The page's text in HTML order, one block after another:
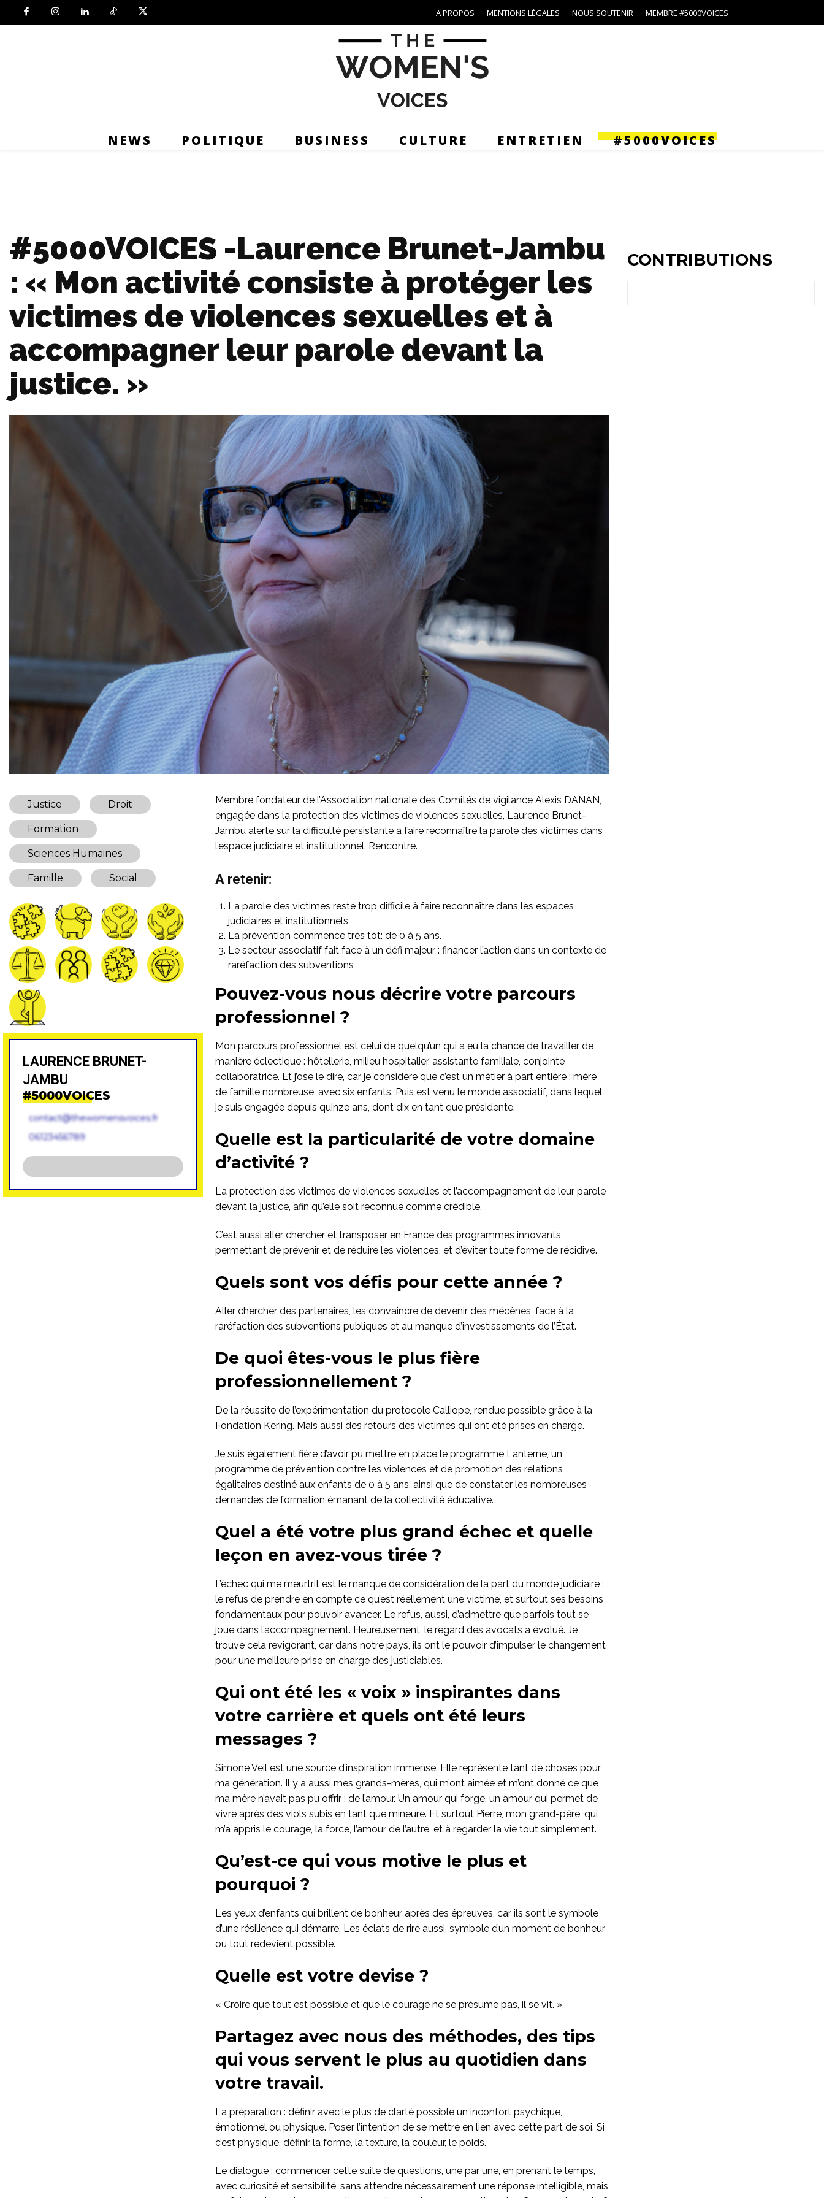
A PROPOS MENTIONS LÉGALES NOUS SOUTENIR MEMBRE #5000VOICES
NEWS POLITIQUE BUSINESS CULTURE ENTRETIEN #5000VOICES
#5000VOICES -Laurence Brunet-Jambu
: « Mon activité consiste à protéger les
victimes de violences sexuelles et à
accompagner leur parole devant la
justice. »
CONTRIBUTIONS
Justice Droit
Formation
Sciences Humaines
Famille Social
LAURENCE BRUNET-
JAMBU
#5000VOICES
contact@thewomensvoices.fr
06123456789
Membre fondateur de l’Association nationale des Comités de vigilance Alexis DANAN,
engagée dans la protection des victimes de violences sexuelles, Laurence Brunet-
Jambu alerte sur la difficulté persistante à faire reconnaître la parole des victimes dans
l’espace judiciaire et institutionnel. Rencontre.
A retenir:
La parole des victimes reste trop difficile à faire reconnaître dans les espaces
judiciaires et institutionnels
La prévention commence très tôt: de 0 à 5 ans.
Le secteur associatif fait face à un défi majeur : financer l’action dans un contexte de
raréfaction des subventions
Pouvez-vous nous décrire votre parcours
professionnel ?
Mon parcours professionnel est celui de quelqu’un qui a eu la chance de travailler de
manière éclectique : hôtellerie, milieu hospitalier, assistante familiale, conjointe
collaboratrice. Et j’ose le dire, car je considère que c’est un métier à part entière : mère
de famille nombreuse, avec six enfants. Puis est venu le monde associatif, dans lequel
je suis engagée depuis quinze ans, dont dix en tant que présidente.
Quelle est la particularité de votre domaine
d’activité ?
La protection des victimes de violences sexuelles et l’accompagnement de leur parole
devant la justice, afin qu’elle soit reconnue comme crédible.
C’est aussi aller chercher et transposer en France des programmes innovants
permettant de prévenir et de réduire les violences, et d’éviter toute forme de récidive.
Quels sont vos défis pour cette année ?
Aller chercher des partenaires, les convaincre de devenir des mécènes, face à la
raréfaction des subventions publiques et au manque d’investissements de l’État.
De quoi êtes-vous le plus fière
professionnellement ?
De la réussite de l’expérimentation du protocole Calliope, rendue possible grâce à la
Fondation Kering. Mais aussi des retours des victimes qui ont été prises en charge.
Je suis également fière d’avoir pu mettre en place le programme Lanterne, un
programme de prévention contre les violences et de promotion des relations
égalitaires destiné aux enfants de 0 à 5 ans, ainsi que de constater les nombreuses
demandes de formation émanant de la collectivité éducative.
Quel a été votre plus grand échec et quelle
leçon en avez-vous tirée ?
L’échec qui me meurtrit est le manque de considération de la part du monde judiciaire :
le refus de prendre en compte ce qu’est réellement une victime, et surtout ses besoins
fondamentaux pour pouvoir avancer. Le refus, aussi, d’admettre que parfois tout se
joue dans l’accompagnement. Heureusement, le regard des avocats a évolué. Je
trouve cela revigorant, car dans notre pays, ils ont le pouvoir d’impulser le changement
pour une meilleure prise en charge des justiciables.
Qui ont été les « voix » inspirantes dans
votre carrière et quels ont été leurs
messages ?
Simone Veil est une source d’inspiration immense. Elle représente tant de choses pour
ma génération. Il y a aussi mes grands-mères, qui m’ont aimée et m’ont donné ce que
ma mère n’avait pas pu offrir : de l’amour. Un amour qui forge, un amour qui permet de
vivre après des viols subis en tant que mineure. Et surtout Pierre, mon grand-père, qui
m’a appris le courage, la force, l’amour de l’autre, et à regarder la vie tout simplement.
Qu’est-ce qui vous motive le plus et
pourquoi ?
Les yeux d’enfants qui brillent de bonheur après des épreuves, car ils sont le symbole
d’une résilience qui démarre. Les éclats de rire aussi, symbole d’un moment de bonheur
où tout redevient possible.
Quelle est votre devise ?
« Croire que tout est possible et que le courage ne se présume pas, il se vit. »
Partagez avec nous des méthodes, des tips
qui vous servent le plus au quotidien dans
votre travail.
La préparation : définir avec le plus de clarté possible un inconfort psychique,
émotionnel ou physique. Poser l’intention de se mettre en lien avec cette part de soi. Si
c’est physique, définir la forme, la texture, la couleur, le poids.
Le dialogue : commencer cette suite de questions, une par une, en prenant le temps,
avec curiosité et sensibilité, sans attendre nécessairement une réponse intelligible, mais